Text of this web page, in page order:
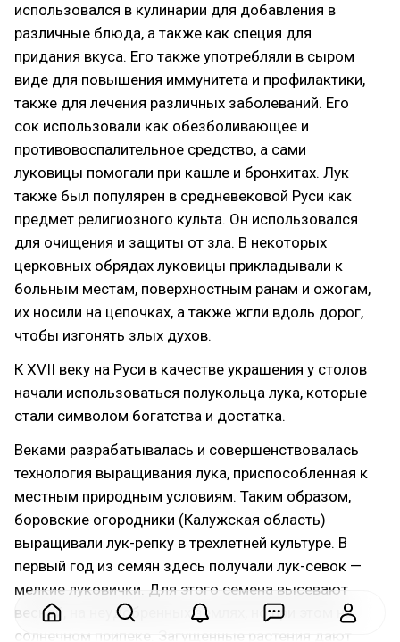
использовался в кулинарии для добавления в
различные блюда, а также как специя для
придания вкуса. Его также употребляли в сыром
виде для повышения иммунитета и профилактики,
также для лечения различных заболеваний. Его
сок использовали как обезболивающее и
противовоспалительное средство, а сами
луковицы помогали при кашле и бронхитах. Лук
также был популярен в средневековой Руси как
предмет религиозного культа. Он использовался
для очищения и защиты от зла. В некоторых
церковных обрядах луковицы прикладывали к
больным местам, поверхностным ранам и ожогам,
их носили на цепочках, а также жгли вдоль дорог,
чтобы изгонять злых духов.
К XVII веку на Руси в качестве украшения у столов
начали использоваться полукольца лука, которые
стали символом богатства и достатка.
Веками разрабатывалась и совершенствовалась
технология выращивания лука, приспособленная к
местным природным условиям. Таким образом,
боровские огородники (Калужская область)
выращивали лук-репку в трехлетней культуре. В
первый год из семян здесь получали лук-севок —
мелкие луковички. Для этого семена высевают
весной, на неудобренных землях, но при этом на
солнечном припеке. Загущенные растения дают